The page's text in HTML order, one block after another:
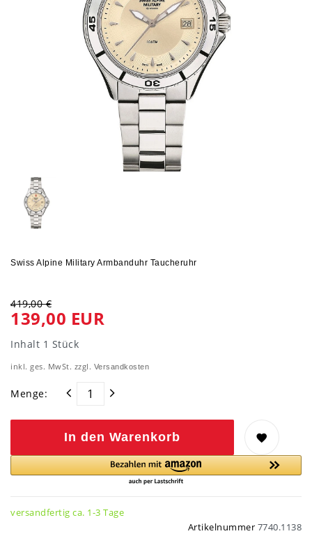
Swiss Alpine Military Armbanduhr Taucheruhr
419,00 €
139,00 EUR
Inhalt 1 Stück
inkl. ges. MwSt. zzgl. Versandkosten
Menge:
In den Warenkorb
versandfertig ca. 1-3 Tage
Artikelnummer 7740.1138